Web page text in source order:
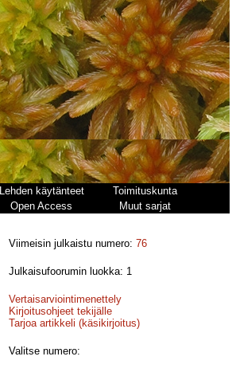
Lehden käytänteet
Toimituskunta
Open Access Muut sarjat
Viimeisin julkaistu numero:76
Julkaisufoorumin luokka: 1
Vertaisarviointimenettely
Kirjoitusohjeet tekijälle
Tarjoa artikkeli (käsikirjoitus)
Valitse numero: